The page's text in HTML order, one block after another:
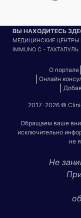
ВЫ НАХОДИТЕСЬ
МЕДИЦИНСКИЕ ЦЕНТРЫ
IMMUNO C - ТАХТАПУЛЬ
О портале
Онлайн
2017-2026 ©
Обращаем ваше
исключительно
не
Не